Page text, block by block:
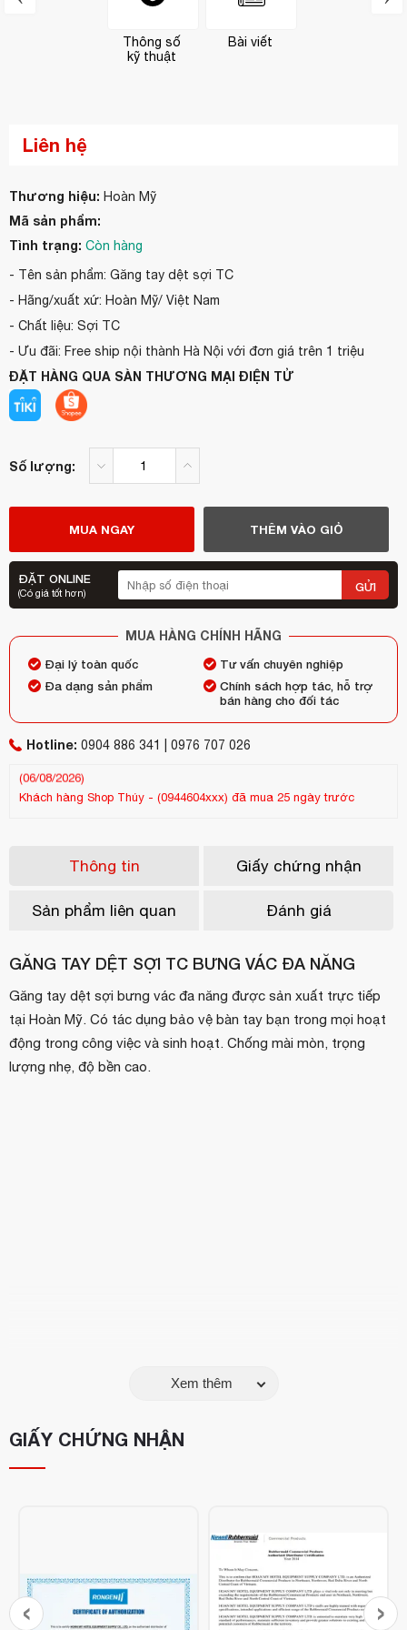
Thông số
kỹ thuật
Bài viết
Liên hệ
Thương hiệu: Hoàn Mỹ
Mã sản phẩm:
Tình trạng: Còn hàng
- Tên sản phẩm: Găng tay dệt sợi TC
- Hãng/xuất xứ: Hoàn Mỹ/ Việt Nam
- Chất liệu: Sợi TC
- Ưu đãi: Free ship nội thành Hà Nội với đơn giá trên 1 triệu
ĐẶT HÀNG QUA SÀN THƯƠNG MẠI ĐIỆN TỬ
Số lượng:
MUA NGAY THÊM VÀO GIỎ
ĐẶT ONLINE
(Có giá tốt hơn) GỬI
MUA HÀNG CHÍNH HÃNG
Đại lý toàn quốc
Tư vấn chuyên nghiệp
Đa dạng sản phẩm
Chính sách hợp tác, hỗ trợ
bán hàng cho đối tác
Hotline: 0904 886 341 | 0976 707 026
Khách hàngpham thị ngọc -(0913436xxx)đã mua 15 giờ trước
Khách hàng
(13/07/2026)
Thông tin Giấy chứng nhận
Sản phẩm liên quan Đánh giá
GĂNG TAY DỆT SỢI TC BƯNG VÁC ĐA NĂNG
Găng tay dệt sợi bưng vác đa năng được sản xuất trực tiếp
tại Hoàn Mỹ. Có tác dụng bảo vệ bàn tay bạn trong mọi hoạt
động trong công việc và sinh hoạt. Chống mài mòn, trọng
lượng nhẹ, độ bền cao.
Sử dụng được nhiều lần, độ bền cao
- Chất liệu TC dệt kim thoáng khí ( 65% Polyester & 35%
Cotton )
- Chống bào mòn, chống trơn trượt, giảm mồ hôi khi trời nóng
Xem thêm
GIẤY CHỨNG NHẬN
‹ ›